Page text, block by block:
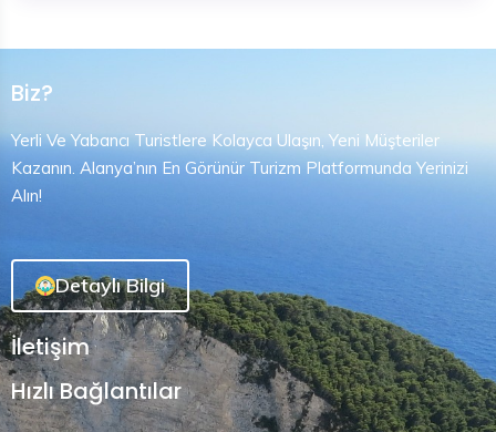
Biz?
Yerli Ve Yabancı Turistlere Kolayca Ulaşın, Yeni Müşteriler
Kazanın. Alanya’nın En Görünür Turizm Platformunda Yerinizi
Alın!
Detaylı Bilgi
İletişim
Hızlı Bağlantılar